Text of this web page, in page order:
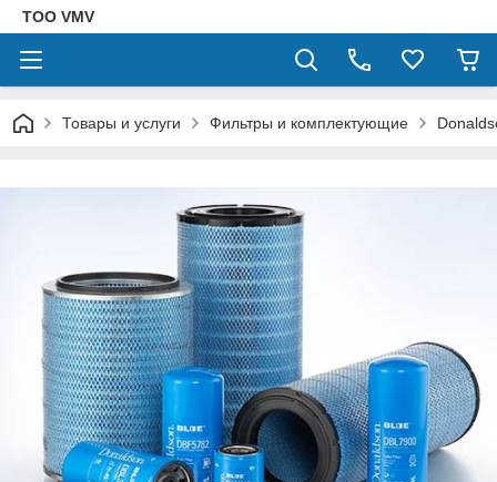
ТОО VMV
Товары и услуги Фильтры и комплектующие